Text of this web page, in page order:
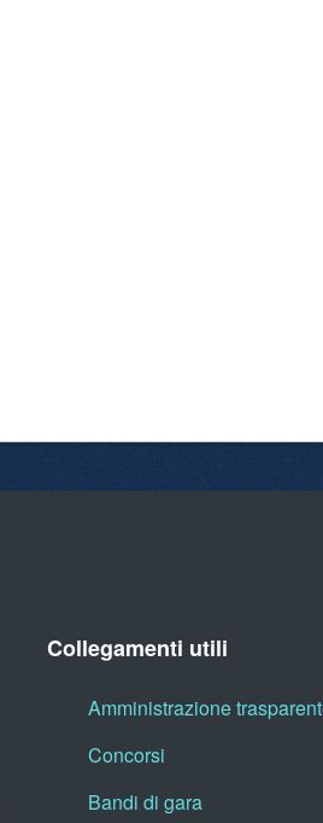
Collegamenti utili
Amministrazione
Concorsi
Bandi di gara